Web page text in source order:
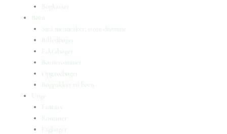
Bogkasser
Børn
Små mennesker, store drømme
Billedbøger
Faktabøger
Børneromaner
Opgavebøger
Bogpakker til børn
Unge
Fantasy
Romaner
Fagbøger